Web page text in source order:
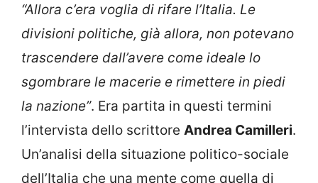
“Allora c’era voglia di rifare l’Italia. Le
divisioni politiche, già allora, non potevano
trascendere dall’avere come ideale lo
sgombrare le macerie e rimettere in piedi
la nazione”. Era partita in questi termini
l’intervista dello scrittore Andrea Camilleri.
Un’analisi della situazione politico-sociale
dell’Italia che una mente come quella di